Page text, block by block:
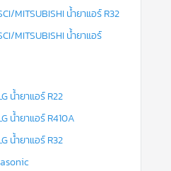
MITSUBISHI น้ำยาแอร์ R32
MITSUBISHI น้ำยาแอร์
น้ำยาแอร์ R22
น้ำยาแอร์ R410A
น้ำยาแอร์ R32